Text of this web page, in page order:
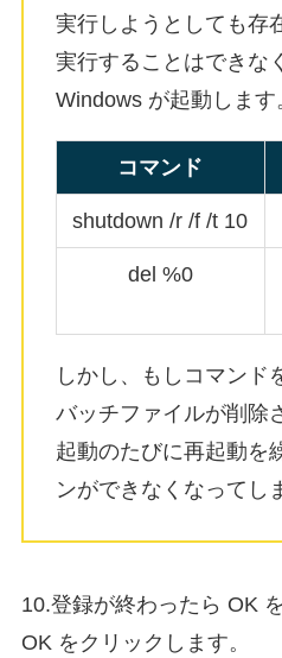
実行しようとしても存
実行することはできな
Windows が起動します
コマンド
shutdown /r /f /t 10
del %0
しかし、もしコマンド
バッチファイルが削除
起動のたびに再起動を
ンができなくなってし
10.登録が終わったら OK
OK をクリックします。